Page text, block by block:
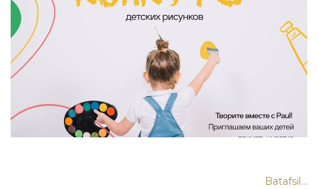
Batafsil...